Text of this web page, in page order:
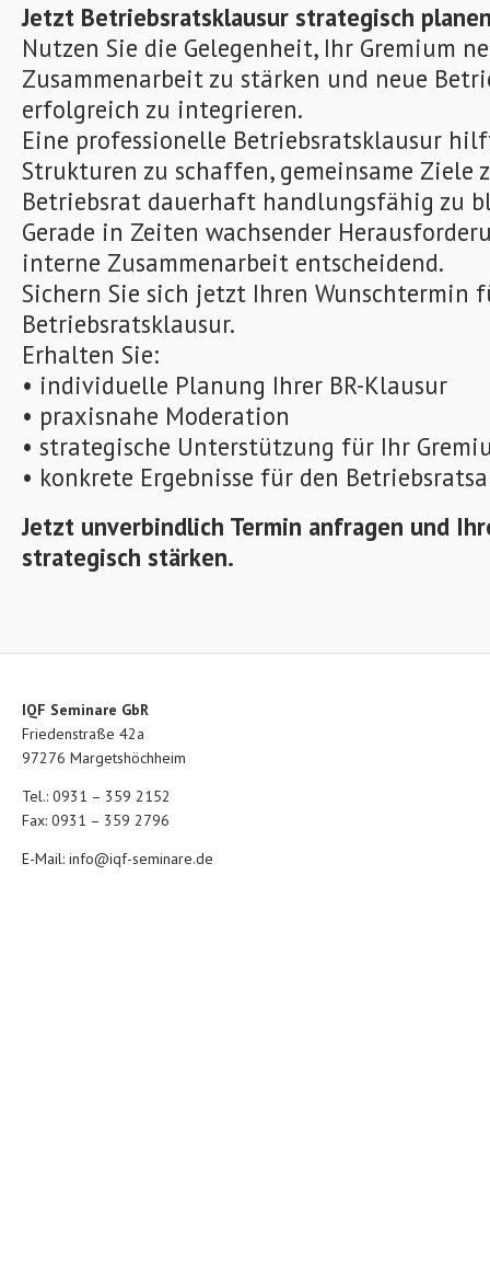
Jetzt Betriebsratsklausur strategisch
Nutzen Sie die Gelegenheit, Ihr Gremium
Zusammenarbeit zu stärken und neue
erfolgreich zu integrieren.
Eine professionelle Betriebsratsklausur
Strukturen zu schaffen, gemeinsame Ziele
Betriebsrat dauerhaft handlungsfähig zu
Gerade in Zeiten wachsender
interne Zusammenarbeit entscheidend.
Sichern Sie sich jetzt Ihren Wunschtermin
Betriebsratsklausur.
Erhalten Sie:
• individuelle Planung Ihrer BR-Klausur
• praxisnahe Moderation
• strategische Unterstützung für Ihr
• konkrete Ergebnisse für den
Jetzt unverbindlich Termin anfragen und
strategisch stärken.
IQF Seminare GbR
Friedenstraße 42a
97276 Margetshöchheim
Tel.: 0931 – 359 2152
Fax: 0931 – 359 2796
E-Mail: info@iqf-seminare.de